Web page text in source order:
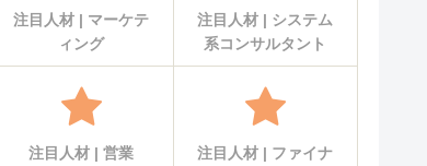
注目人材 | マーケテ
ィング
注目人材 | システム
系コンサルタント
注目人材 | 営業
注目人材 | ファイナ